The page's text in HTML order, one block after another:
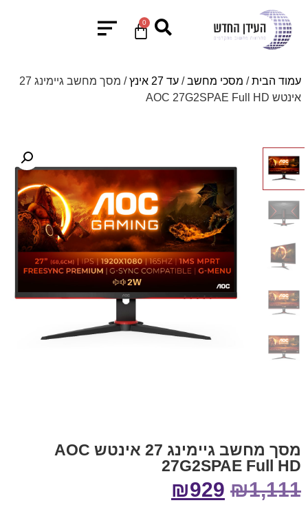
0
עמוד הבית/ מסכי מחשב/ עד 27 אינץ
/ מסך מחשב גיימינג ‏27
‏אינטש AOC 27G2SPAE Full HD
מסך מחשב גיימינג ‏27 ‏אינטש AOC
27G2SPAE Full HD
₪1,111
₪929